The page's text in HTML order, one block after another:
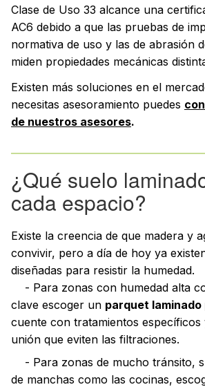
Clase de Uso 33 alcance una
AC6 debido a que las pruebas de
normativa de uso y las de abrasión
miden propiedades mecánicas
Existen más soluciones en el
necesitas asesoramiento puedes
de nuestros asesores.
¿Qué suelo
cada espacio?
Existe la creencia de que madera y
convivir, pero a día de hoy ya
diseñadas para resistir la humedad.
- Para zonas con humedad alta
clave escoger un parquet laminado
cuente con tratamientos específicos
unión que eviten las filtraciones.
- Para zonas de mucho tránsito,
de manchas como las cocinas,